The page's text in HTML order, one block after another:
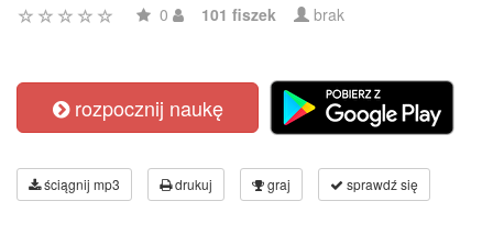
0 101 fiszek brak
rozpocznij naukę
ściągnij mp3 drukuj graj sprawdź się